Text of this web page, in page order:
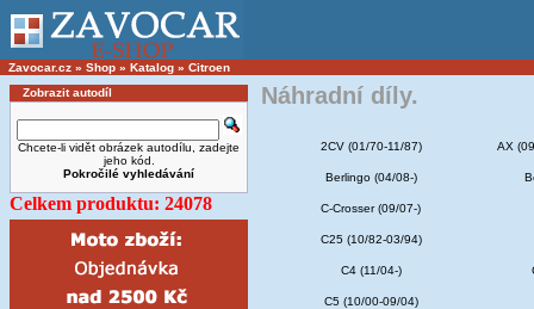
Zavocar.cz » Shop » Katalog » Citroen
Zobrazit autodíl
Chcete-li vidět obrázek autodílu, zadejte
jeho kód.
Pokročilé vyhledávání
Celkem produktu: 24078
Náhradní díly.
2CV (01/70-11/87) AX
Berlingo (04/08-)
C-Crosser (09/07-)
C25 (10/82-03/94)
C4 (11/04-)
C5 (10/00-09/04)